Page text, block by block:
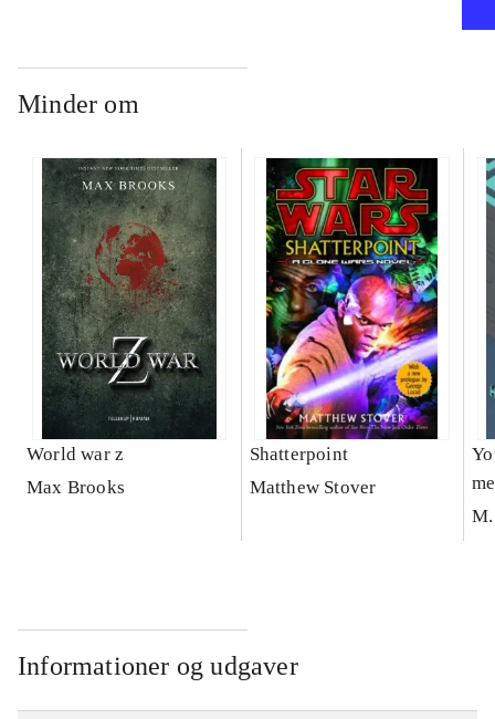
Minder om
World war z
Max Brooks
Shatterpoint
Matthew Stover
Informationer og udgaver